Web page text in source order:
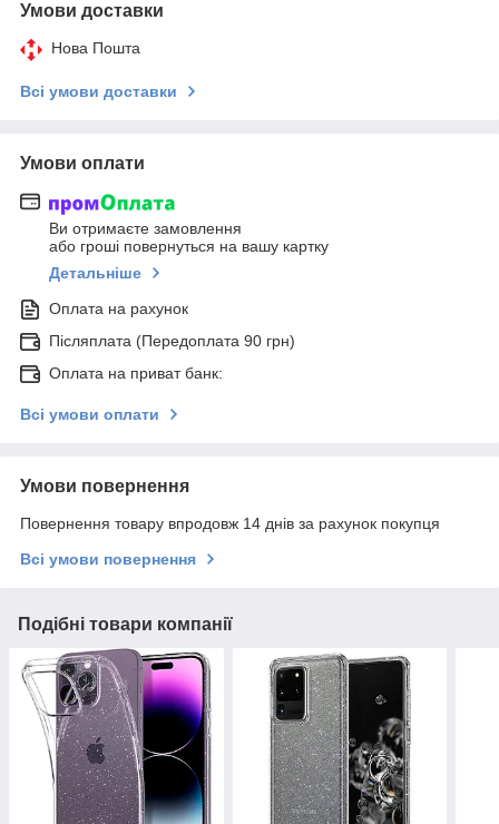
Умови доставки
Нова Пошта
Всі умови доставки
Умови оплати
Ви отримаєте замовлення
або гроші повернуться на вашу картку
Детальніше
Оплата на рахунок
Післяплата (Передоплата 90 грн)
Оплата на приват банк:
Всі умови оплати
Умови повернення
Повернення товару впродовж 14 днів за рахунок покупця
Всі умови повернення
Подібні товари компанії